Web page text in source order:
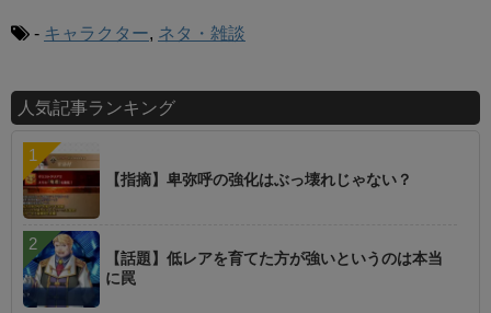
- キャラクター, ネタ・雑談
人気記事ランキング
【指摘】卑弥呼の強化はぶっ壊れじゃない？
【話題】低レアを育てた方が強いというのは本当
に罠